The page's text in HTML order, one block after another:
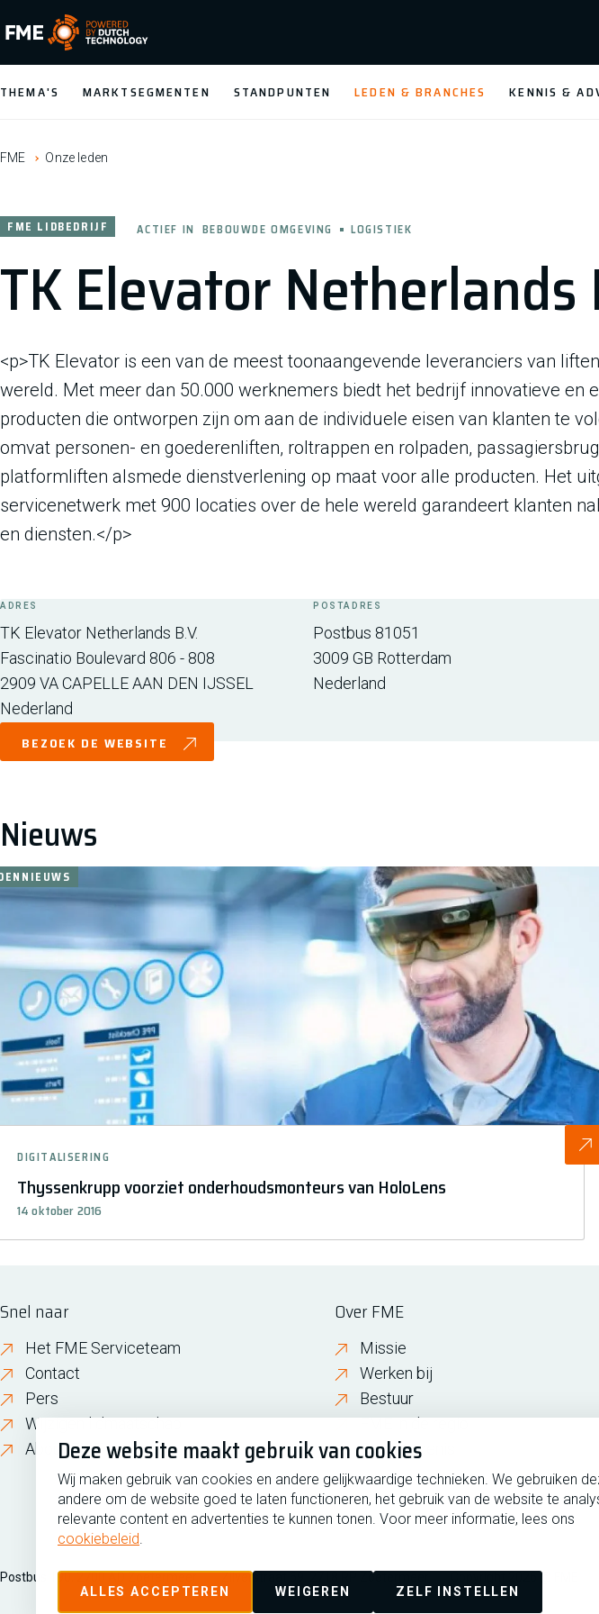
Deze website maakt gebruik van cookies
Wij maken gebruik van cookies en andere gelijkwaardige technieken. We gebruiken
andere om de website goed te laten functioneren, het gebruik van de website te
relevante content en advertenties te kunnen tonen. Voor meer informatie, lees ons
cookiebeleid.
ALLES ACCEPTEREN WEIGEREN ZELF INSTELLEN
FME Logo, to the homepage
THEMA'S MARKTSEGMENTEN STANDPUNTEN LEDEN & BRANCHES KENNIS &
FME Onze leden
TK Elevator Netherlands
FME LIDBEDRIJF ACTIEF IN BEBOUWDE OMGEVING LOGISTIEK
<p>TK Elevator is een van de meest toonaangevende leveranciers van
wereld. Met meer dan 50.000 werknemers biedt het bedrijf innovatieve en
producten die ontworpen zijn om aan de individuele eisen van klanten te
omvat personen- en goederenliften, roltrappen en rolpaden,
platformliften alsmede dienstverlening op maat voor alle producten. Het
servicenetwerk met 900 locaties over de hele wereld garandeert klanten
en diensten.</p>
ADRES
TK Elevator Netherlands B.V.
Fascinatio Boulevard 806 - 808
2909 VACAPELLE AAN DEN IJSSEL
Nederland
POSTADRES
Postbus 81051
3009 GB Rotterdam
Nederland
BEZOEK DE WEBSITE
Nieuws
Thyssenkrupp voorziet onderhoudsmonteurs van HoloLens
14 oktober 2016
DIGITALISERING
Snel naar
Het FME Serviceteam
Contact
Pers
Wijzigen lidmaatschap
About FME
Over FME
Missie
Werken bij
Bestuur
FME in de regio
Geschiedenis
Postbus 190, 2700 AD Zoetermeer Zilverstraat 69, 2718 RP Zoetermeer Copyright 2026 @ FME